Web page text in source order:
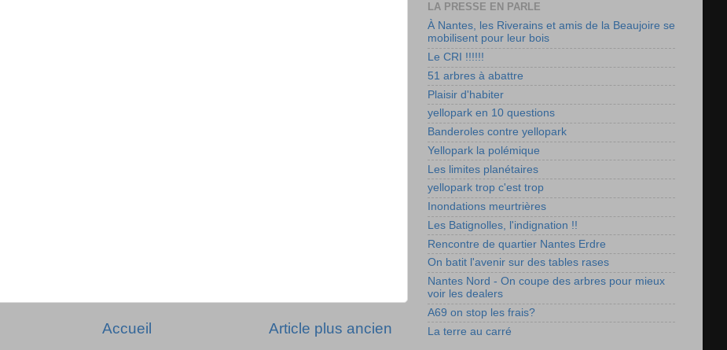
Article plus ancien
Accueil
LA PRESSE EN PARLE
À Nantes, les Riverains et amis de la Beaujoire se
mobilisent pour leur bois
Le CRI !!!!!!
51 arbres à abattre
Plaisir d'habiter
yellopark en 10 questions
Banderoles contre yellopark
Yellopark la polémique
Les limites planétaires
yellopark trop c'est trop
Inondations meurtrières
Les Batignolles, l'indignation !!
Rencontre de quartier Nantes Erdre
On batit l'avenir sur des tables rases
Nantes Nord - On coupe des arbres pour mieux
voir les dealers
A69 on stop les frais?
La terre au carré